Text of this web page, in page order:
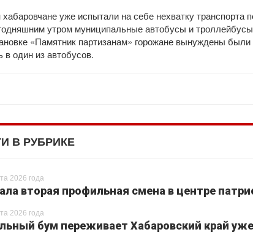
уже испытали на себе нехватку транспорта
утром муниципальные автобусы и
«Памятник партизанам» горожане вынуждены
в один из автобусов.
В РУБРИКЕ
2026 года
вторая профильная смена в центре
2026 года
бум переживает Хабаровский край